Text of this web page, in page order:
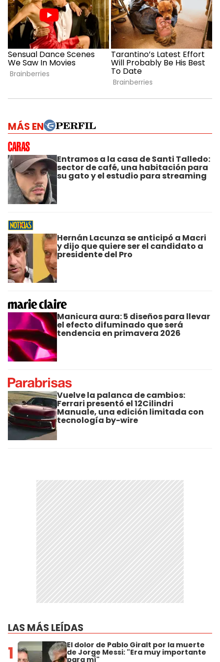
MÁS EN
Entramos a la casa de Santi Talledo:
sector de café, una habitación para
su gato y el estudio para streaming
Hernán Lacunza se anticipó a Macri
y dijo que quiere ser el candidato a
presidente del Pro
Manicura aura: 5 diseños para llevar
el efecto difuminado que será
tendencia en primavera 2026
Vuelve la palanca de cambios:
Ferrari presentó el 12Cilindri
Manuale, una edición limitada con
tecnología by-wire
LAS MÁS LEÍDAS
1 El dolor de Pablo Giralt por la muerte
de Jorge Messi: "Era muy importante
para mí"